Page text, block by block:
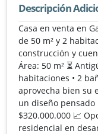
Descripción
Casa en venta en
de 50 m² y 2
construcción y
Área: 50 m² ⏳
habitaciones • 2
aprovecha bien su
un diseño pensado
$320.000.000 📈
residencial en